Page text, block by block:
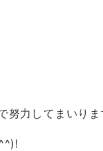
力してまいります